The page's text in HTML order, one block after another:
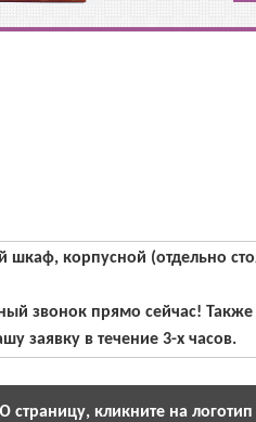
корпусной (отдельно
звонок прямо сейчас!
заявку в течение 3-х часов.
страницу, кликните на